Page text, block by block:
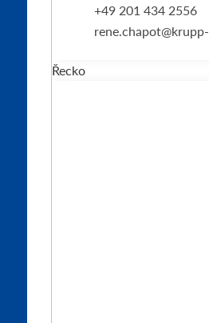
+49 201 434 2556
rene.chapot@krupp-
Řecko